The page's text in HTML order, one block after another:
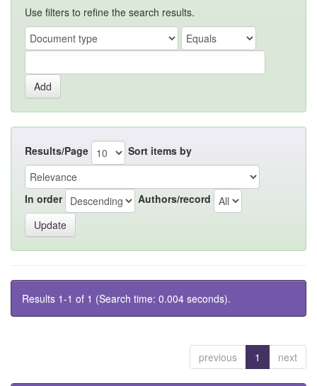
Use filters to refine the search results.
Results/Page Sort items by
In order Authors/record
Results 1-1 of 1 (Search time: 0.004 seconds).
previous 1 next